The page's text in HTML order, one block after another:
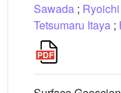
Sawada ;
Tetsumaru Itaya ;